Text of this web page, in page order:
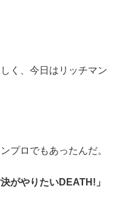
く、今日はリッチマン
プロでもあったんだ。
がやりたいDEATH!」